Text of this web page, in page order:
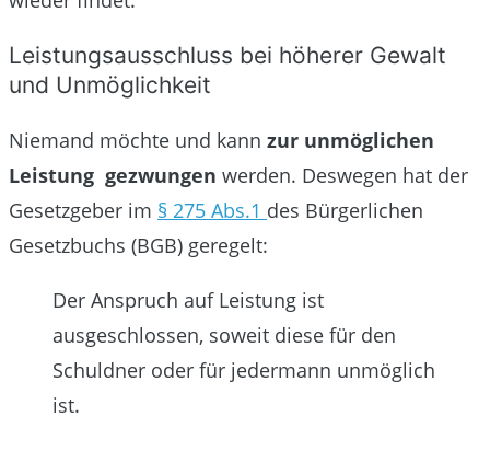
Leistungsausschluss bei höherer Gewalt
und Unmöglichkeit
Niemand möchte und kann zur unmöglichen
Leistung gezwungen werden. Deswegen hat der
Gesetzgeber im § 275 Abs.1 des Bürgerlichen
Gesetzbuchs (BGB) geregelt:
Der Anspruch auf Leistung ist
ausgeschlossen, soweit diese für den
Schuldner oder für jedermann unmöglich
ist.